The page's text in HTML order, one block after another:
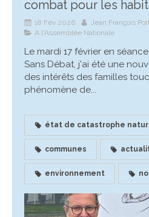
combat pour les
18 Fév 2026
Jean François
A l'Assemblée Nationale
Le mardi 17 février en
Sans Débat, j'ai été une
des intérêts des familles
phénomène de...
état de catastrophe
communes
environnement